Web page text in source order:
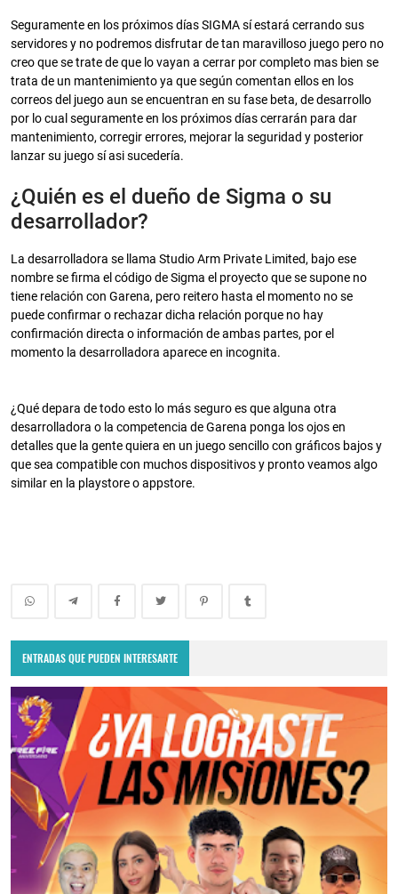
Seguramente en los próximos días SIGMA sí estará cerrando sus
servidores y no podremos disfrutar de tan maravilloso juego pero no
creo que se trate de que lo vayan a cerrar por completo mas bien se
trata de un mantenimiento ya que según comentan ellos en los
correos del juego aun se encuentran en su fase beta, de desarrollo
por lo cual seguramente en los próximos días cerrarán para dar
mantenimiento, corregir errores, mejorar la seguridad y posterior
lanzar su juego sí asi sucedería.
¿Quién es el dueño de Sigma o su
desarrollador?
La desarrolladora se llama Studio Arm Private Limited, bajo ese
nombre se firma el código de Sigma el proyecto que se supone no
tiene relación con Garena, pero reitero hasta el momento no se
puede confirmar o rechazar dicha relación porque no hay
confirmación directa o información de ambas partes, por el
momento la desarrolladora aparece en incognita.
¿Qué depara de todo esto lo más seguro es que alguna otra
desarrolladora o la competencia de Garena ponga los ojos en
detalles que la gente quiera en un juego sencillo con gráficos bajos y
que sea compatible con muchos dispositivos y pronto veamos algo
similar en la playstore o appstore.
ENTRADAS QUE PUEDEN INTERESARTE